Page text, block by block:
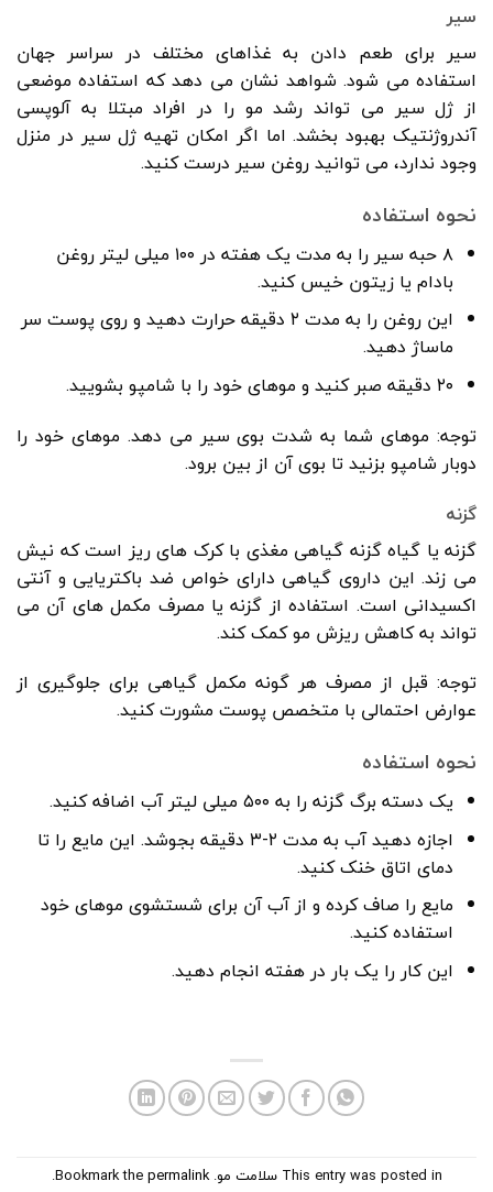
سیر
سیر برای طعم دادن به غذاهای مختلف در سراسر جهان
استفاده می شود. شواهد نشان می دهد که استفاده موضعی
از ژل سیر می تواند رشد مو را در افراد مبتلا به آلوپسی
آندروژنتیک بهبود بخشد. اما اگر امکان تهیه ژل سیر در منزل
وجود ندارد، می توانید روغن سیر درست کنید.
نحوه استفاده
۸ حبه سیر را به مدت یک هفته در ۱۰۰ میلی لیتر روغن
بادام یا زیتون خیس کنید.
این روغن را به مدت ۲ دقیقه حرارت دهید و روی پوست سر
ماساژ دهید.
۲۰ دقیقه صبر کنید و موهای خود را با شامپو بشویید.
توجه: موهای شما به شدت بوی سیر می دهد. موهای خود را
دوبار شامپو بزنید تا بوی آن از بین برود.
گزنه
گزنه یا گیاه گزنه گیاهی مغذی با کرک های ریز است که نیش
می زند. این داروی گیاهی دارای خواص ضد باکتریایی و آنتی
اکسیدانی است. استفاده از گزنه یا مصرف مکمل های آن می
تواند به کاهش ریزش مو کمک کند.
توجه: قبل از مصرف هر گونه مکمل گیاهی برای جلوگیری از
عوارض احتمالی با متخصص پوست مشورت کنید.
نحوه استفاده
یک دسته برگ گزنه را به ۵۰۰ میلی لیتر آب اضافه کنید.
اجازه دهید آب به مدت ۲-۳ دقیقه بجوشد. این مایع را تا
دمای اتاق خنک کنید.
مایع را صاف کرده و از آب آن برای شستشوی موهای خود
استفاده کنید.
این کار را یک بار در هفته انجام دهید.
This entry was posted in سلامت مو. Bookmark the
permalink
.